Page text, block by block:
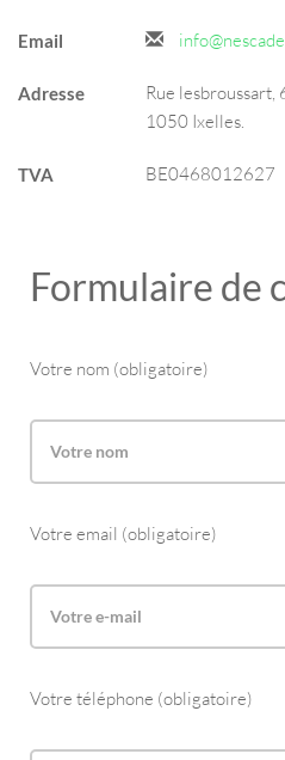
Email
Adresse
Rue lesbroussart,
1050 Ixelles.
TVA BE0468012627
Formulaire de
Votre nom (obligatoire)
Votre email (obligatoire)
Votre téléphone (obligatoire)